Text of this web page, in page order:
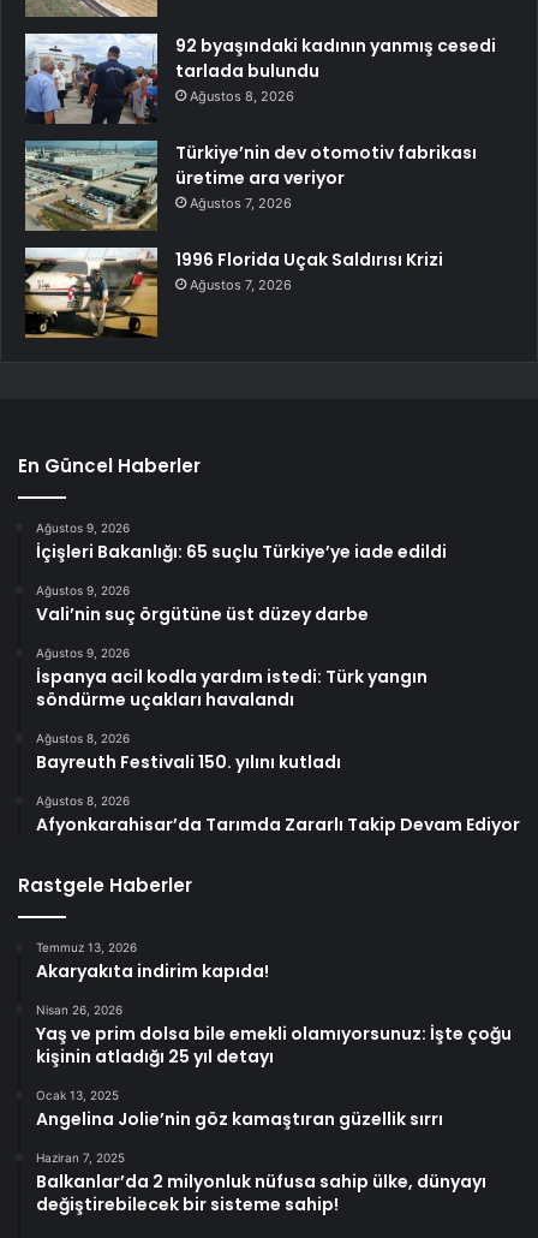
92 byaşındaki kadının yanmış cesedi
tarlada bulundu
Ağustos 8, 2026
Türkiye’nin dev otomotiv fabrikası
üretime ara veriyor
Ağustos 7, 2026
1996 Florida Uçak Saldırısı Krizi
Ağustos 7, 2026
En Güncel Haberler
Ağustos 9, 2026
İçişleri Bakanlığı: 65 suçlu Türkiye’ye iade edildi
Ağustos 9, 2026
Vali’nin suç örgütüne üst düzey darbe
Ağustos 9, 2026
İspanya acil kodla yardım istedi: Türk yangın
söndürme uçakları havalandı
Ağustos 8, 2026
Bayreuth Festivali 150. yılını kutladı
Ağustos 8, 2026
Afyonkarahisar’da Tarımda Zararlı Takip Devam Ediyor
Rastgele Haberler
Temmuz 13, 2026
Akaryakıta indirim kapıda!
Nisan 26, 2026
Yaş ve prim dolsa bile emekli olamıyorsunuz: İşte çoğu
kişinin atladığı 25 yıl detayı
Ocak 13, 2025
Angelina Jolie’nin göz kamaştıran güzellik sırrı
Haziran 7, 2025
Balkanlar’da 2 milyonluk nüfusa sahip ülke, dünyayı
değiştirebilecek bir sisteme sahip!